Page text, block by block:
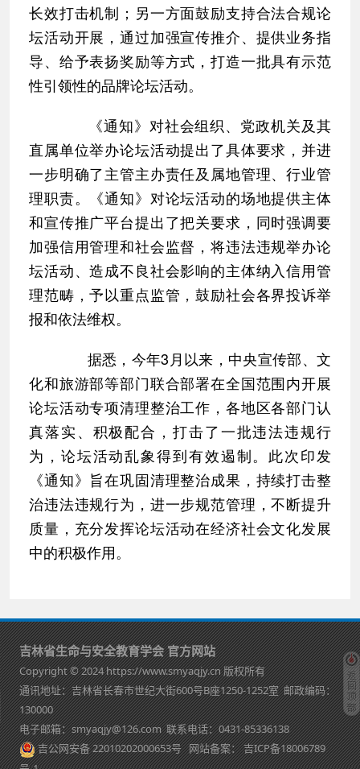
长效打击机制；另一方面鼓励支持合法合规论
坛活动开展，通过加强宣传推介、提供业务指
导、给予表扬奖励等方式，打造一批具有示范
性引领性的品牌论坛活动。
《通知》对社会组织、党政机关及其
直属单位举办论坛活动提出了具体要求，并进
一步明确了主管主办责任及属地管理、行业管
理职责。《通知》对论坛活动的场地提供主体
和宣传推广平台提出了把关要求，同时强调要
加强信用管理和社会监督，将违法违规举办论
坛活动、造成不良社会影响的主体纳入信用管
理范畴，予以重点监管，鼓励社会各界投诉举
报和依法维权。
据悉，今年3月以来，中央宣传部、文
化和旅游部等部门联合部署在全国范围内开展
论坛活动专项清理整治工作，各地区各部门认
真落实、积极配合，打击了一批违法违规行
为，论坛活动乱象得到有效遏制。此次印发
《通知》旨在巩固清理整治成果，持续打击整
治违法违规行为，进一步规范管理，不断提升
质量，充分发挥论坛活动在经济社会文化发展
中的积极作用。
吉林省生命与安全教育学会 官方网站
Copyright © 2024 https://www.smyaqjy.cn 版权所有
通讯地址：吉林省长春市世纪大街600号B座1250-1252室 邮政编码：
130000
电子邮箱：smyaqjy@126.com 联系电话：0431-85336138
吉公网安备 22010202000653号网站备案：吉ICP备18006789